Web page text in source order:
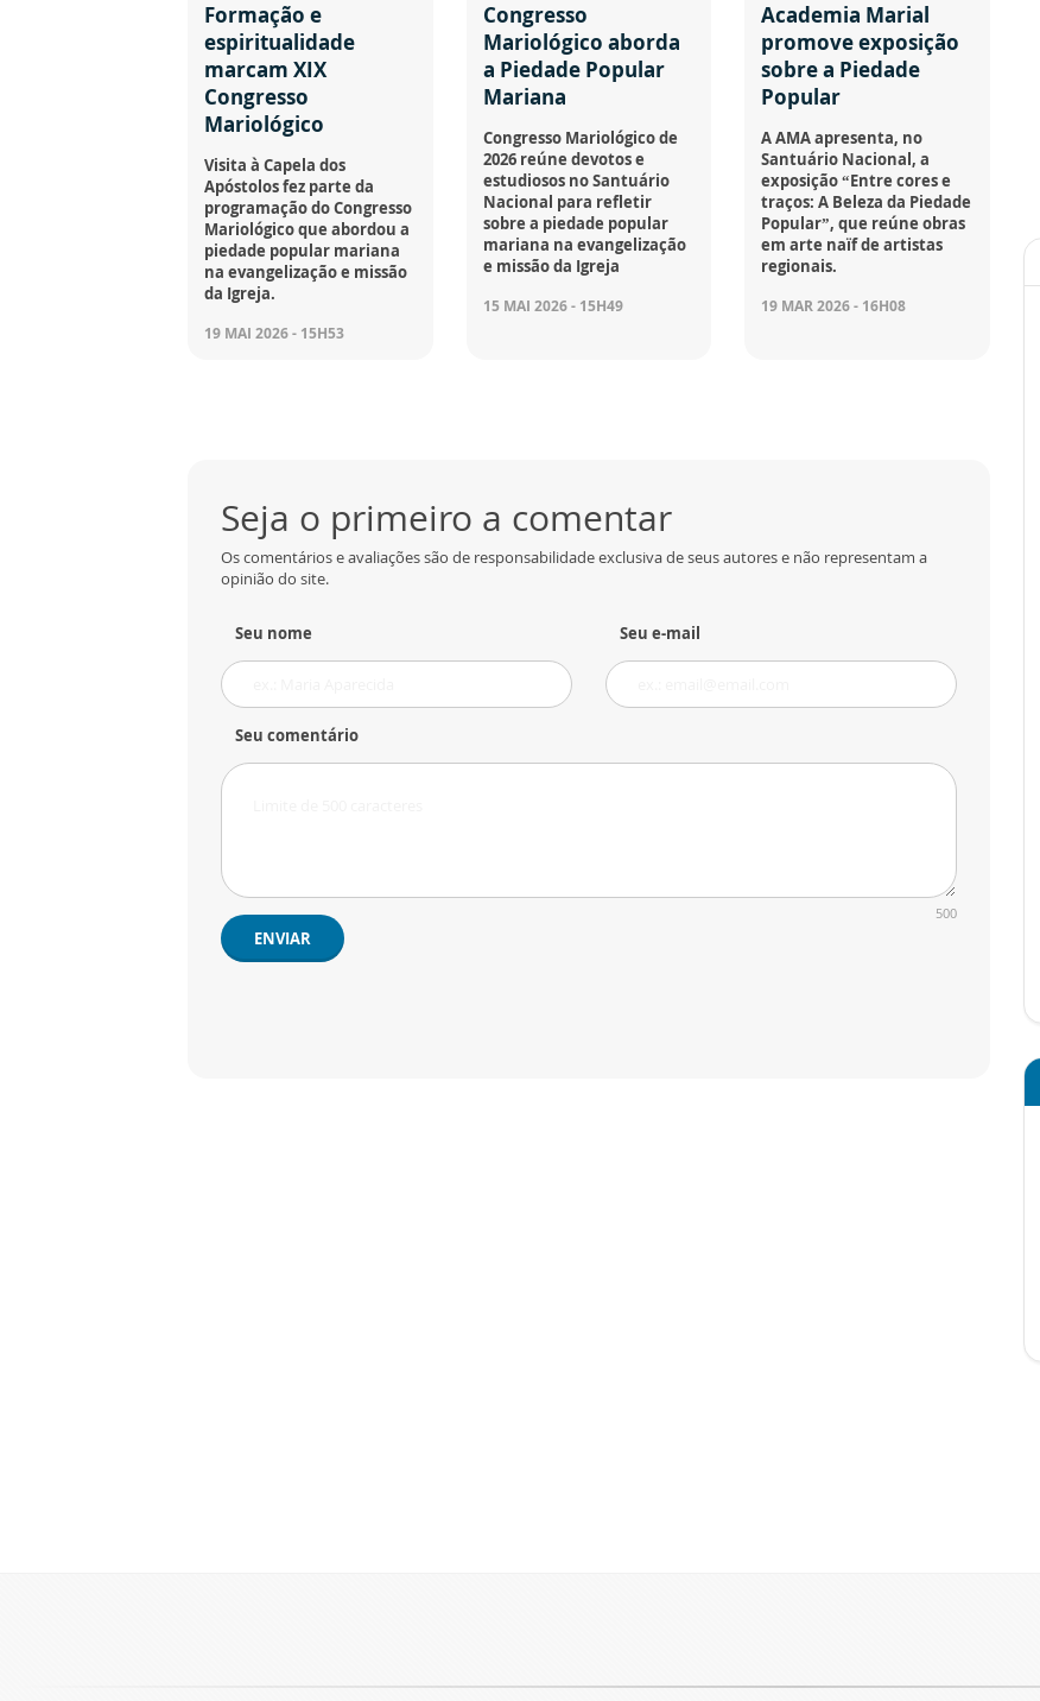
Formação e
espiritualidade
marcam XIX
Congresso
Mariológico
Visita à Capela dos
Apóstolos fez parte da
programação do Congresso
Mariológico que abordou a
piedade popular mariana
na evangelização e missão
da Igreja.
19 MAI 2026 - 15H53
Congresso
Mariológico aborda
a Piedade Popular
Mariana
Congresso Mariológico de
2026 reúne devotos e
estudiosos no Santuário
Nacional para refletir
sobre a piedade popular
mariana na evangelização
e missão da Igreja
15 MAI 2026 - 15H49
Academia Marial
promove exposição
sobre a Piedade
Popular
A AMA apresenta, no
Santuário Nacional, a
exposição “Entre cores e
traços: A Beleza da Piedade
Popular”, que reúne obras
em arte naïf de artistas
regionais.
19 MAR 2026 - 16H08
Seja o primeiro a comentar
Os comentários e avaliações são de responsabilidade exclusiva de seus autores e não representam a
opinião do site.
Seu nome Seu e-mail
Seu comentário
500
ENVIAR